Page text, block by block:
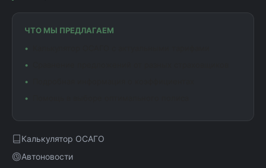
ЧТО МЫ ПРЕДЛАГАЕМ
Калькулятор ОСАГО
Автоновости